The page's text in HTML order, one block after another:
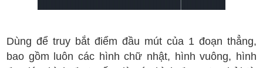
Dùngđể truy bắtđiểmđầu mút của 1 đoạn thẳng,
bao gồm luôn các hình chữ nhật, hình vuông, hình